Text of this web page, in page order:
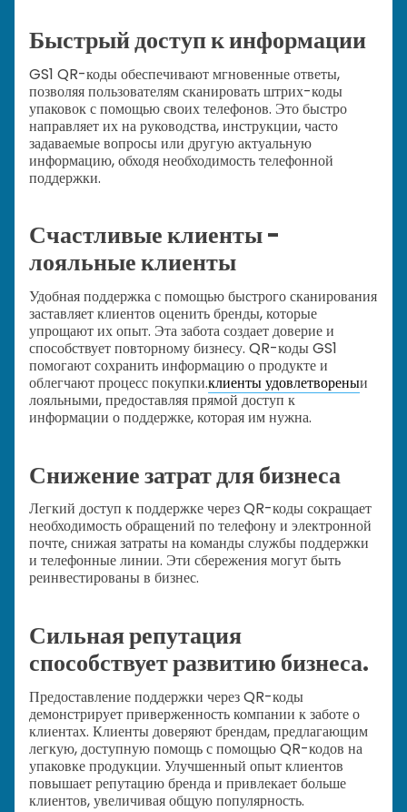
Быстрый доступ к информации
GS1 QR-коды обеспечивают мгновенные ответы,
позволяя пользователям сканировать штрих-коды
упаковок с помощью своих телефонов. Это быстро
направляет их на руководства, инструкции, часто
задаваемые вопросы или другую актуальную
информацию, обходя необходимость телефонной
поддержки.
Счастливые клиенты -
лояльные клиенты
Удобная поддержка с помощью быстрого сканирования
заставляет клиентов оценить бренды, которые
упрощают их опыт. Эта забота создает доверие и
способствует повторному бизнесу. QR-коды GS1
помогают сохранить информацию о продукте и
облегчают процесс покупки.клиенты удовлетвореныи
лояльными, предоставляя прямой доступ к
информации о поддержке, которая им нужна.
Снижение затрат для бизнеса
Легкий доступ к поддержке через QR-коды сокращает
необходимость обращений по телефону и электронной
почте, снижая затраты на команды службы поддержки
и телефонные линии. Эти сбережения могут быть
реинвестированы в бизнес.
Сильная репутация
способствует развитию бизнеса.
Предоставление поддержки через QR-коды
демонстрирует приверженность компании к заботе о
клиентах. Клиенты доверяют брендам, предлагающим
легкую, доступную помощь с помощью QR-кодов на
упаковке продукции. Улучшенный опыт клиентов
повышает репутацию бренда и привлекает больше
клиентов, увеличивая общую популярность.